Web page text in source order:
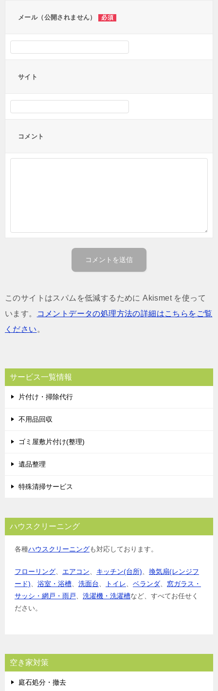
メール（公開されません） 必須
サイト
コメント
このサイトはスパムを低減するために Akismet を使って
います。
コメントデータの処理方法の詳細はこちらをご覧
ください 。
サービス一覧情報
片付け・掃除代行
不用品回収
ゴミ屋敷片付け(整理)
遺品整理
特殊清掃サービス
ハウスクリーニング
各種ハウスクリーニングも対応しております。
フローリング エアコン キッチン(台所)
換気扇(レンジフ
ード)
浴室・浴槽 洗面台 トイレ ベランダ
窓ガラス・
サッシ・網戸・雨戸
洗濯機・洗濯槽など、すべてお任せく
ださい。
空き家対策
庭石処分・撤去